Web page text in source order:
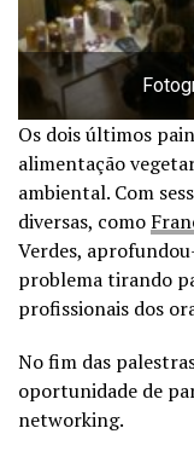
Os dois últimos
alimentação
ambiental. Com
diversas, como
Verdes,
problema tirando
profissionais dos
No fim das
oportunidade de
networking.